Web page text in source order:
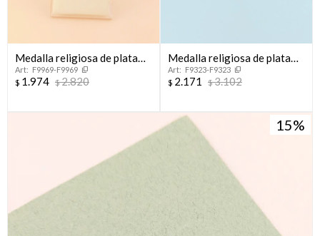
Medalla religiosa de plata
925, MILAGROSA.
F9969-F9969
$ 1.974 $2.820
Medalla religiosa de plata
925 y nácar, VIRGEN NIÑA.
F9323-F9323
$ 2.171 $3.102
15